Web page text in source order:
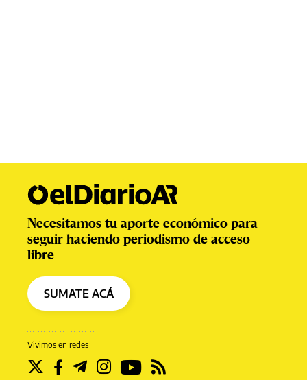
Vivimos en redes
Necesitamos tu aporte económico para
seguir haciendo periodismo de acceso
libre
SUMATE ACÁ